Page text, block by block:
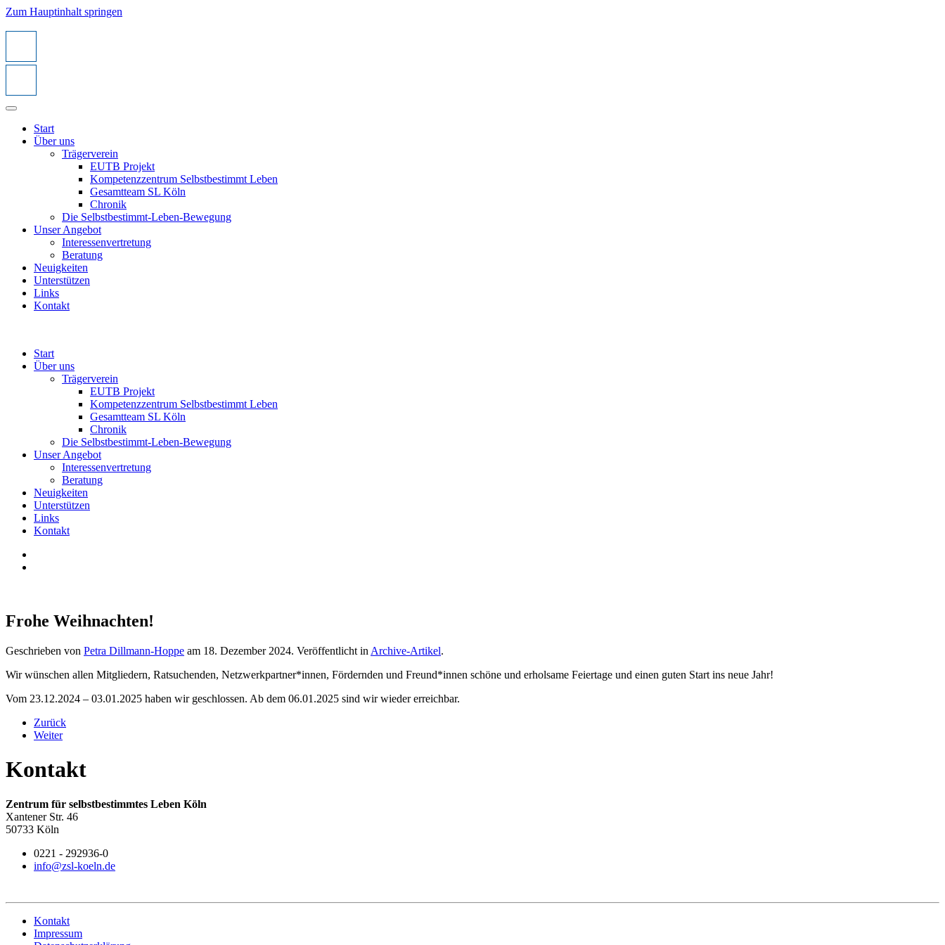
Zum Hauptinhalt springen
Start
Über uns
Trägerverein
EUTB Projekt
Kompetenzzentrum Selbstbestimmt Leben
Gesamtteam SL Köln
Chronik
Die Selbstbestimmt-Leben-Bewegung
Unser Angebot
Interessenvertretung
Beratung
Neuigkeiten
Unterstützen
Links
Kontakt
Start
Über uns
Trägerverein
EUTB Projekt
Kompetenzzentrum Selbstbestimmt Leben
Gesamtteam SL Köln
Chronik
Die Selbstbestimmt-Leben-Bewegung
Unser Angebot
Interessenvertretung
Beratung
Neuigkeiten
Unterstützen
Links
Kontakt
Frohe Weihnachten!
Geschrieben von Petra Dillmann-Hoppe am 18. Dezember 2024. Veröffentlicht in Archive-Artikel.
Wir wünschen allen Mitgliedern, Ratsuchenden, Netzwerkpartner*innen, Fördernden und Freund*innen schöne und erholsame Feiertage und einen guten Start ins neue Jahr!
Vom 23.12.2024 – 03.01.2025 haben wir geschlossen. Ab dem 06.01.2025 sind wir wieder erreichbar.
Zurück
Weiter
Kontakt
Zentrum für selbstbestimmtes Leben Köln
Xantener Str. 46
50733 Köln
0221 - 292936-0
info@zsl-koeln.de
Kontakt
Impressum